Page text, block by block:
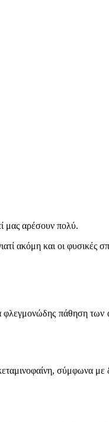
μας αρέσουν πολύ.
ακόμη και οι φυσικές
φλεγμονώδης πάθηση
σύμφωνα